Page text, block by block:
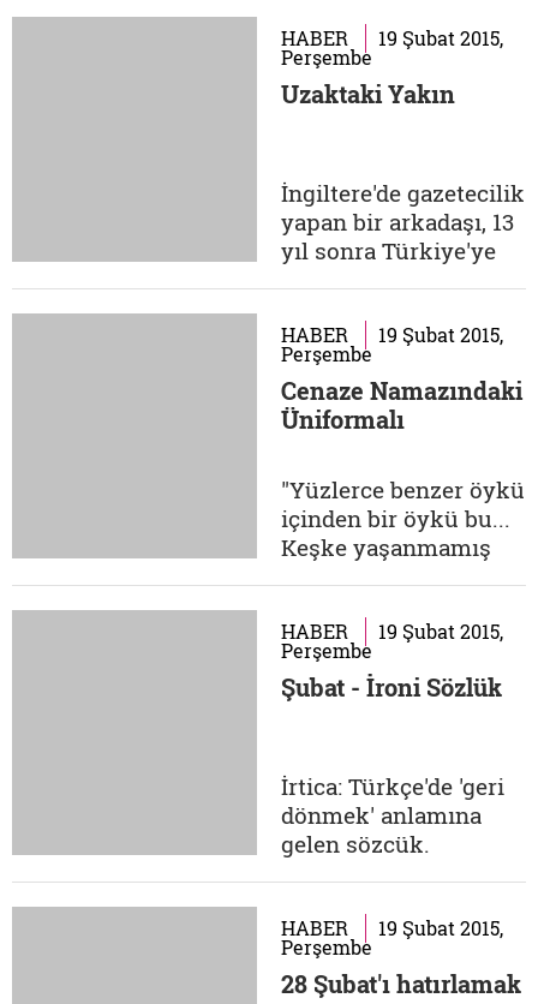
kazasında, İstanbul
eski Emniyet Müdür
Yardımcısı Hüseyin
hayatını kaybetti, DYP
Milletvekili Sedat
Bucak ise yaralı
olarak...
HABER 19 Şubat 2015,
Perşembe
Uzaktaki Yakın
İngiltere'de gazetecilik
yapan bir arkadaşı, 13
yıl sonra Türkiye'ye
sürecinden bir şekilde
etkilenen insanların
şahsi tecrübelerini ve
anılarını yazdıkları
kendisine
göndermesini ister.
Yaşananları
düşününce...
HABER 19 Şubat 2015,
Perşembe
Cenaze Namazındaki
Üniformalı
"Yüzlerce benzer öykü
içinden bir öykü bu...
Keşke yaşanmamış
görev yaptığı TSK'dan,
emekliliğine birkaç ay
kala 'disiplinsizlik'
İki Darbe Arasında
adlı kitabında bu...
HABER 19 Şubat 2015,
Perşembe
Şubat - İroni Sözlük
İrtica: Türkçe'de 'geri
dönmek' anlamına
gelen sözcük.
dönmek' özelinde bir
kullanımı vardır.
Cuma namazına
HABER 19 Şubat 2015,
Perşembe
28 Şubat'ı hatırlamak